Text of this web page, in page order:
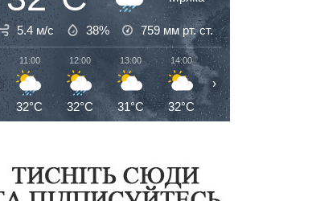
5.4 м/с 38% 759 мм рт. ст.
11:00
32°C
12:00
32°C
13:00
31°C
14:00
32°C
15:00
32°C
›